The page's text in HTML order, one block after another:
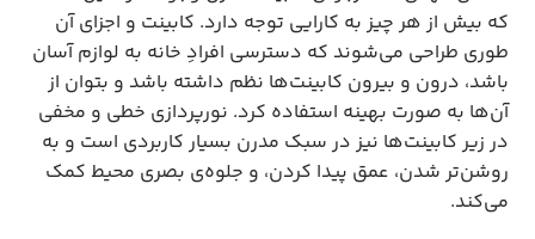
که بیش از هر چیز به کارایی توجه دارد. کابینت و اجزای آن
طوری طراحی می‌شوند که دسترسی افرادِ خانه به لوازم آسان
باشد، درون و بیرون کابینت‌ها نظم داشته باشد و بتوان از
آن‌ها به صورت بهینه استفاده کرد. نورپردازی خطی و مخفی
در زیر کابینت‌ها نیز در سبک مدرن بسیار کاربردی است و به
روشن‌تر شدن، عمق پیدا کردن، و جلوه‌ی بصری محیط کمک
می‌کند.